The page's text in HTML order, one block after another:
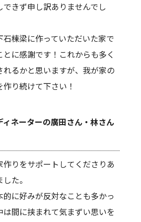
できず申し訳ありませんでし
棟梁に作っていただいた家で
に感謝です！これからも多く
れるかと思いますが、我が家の
り続けて下さい！
ィネーターの廣田さん・林さん
作りをサポートしてくださりあ
た。
に好みが反対なことも多かっ
は間に挟まれて気まずい思いを